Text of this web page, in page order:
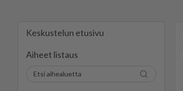
Keskustelun etusivu
Aiheet listaus